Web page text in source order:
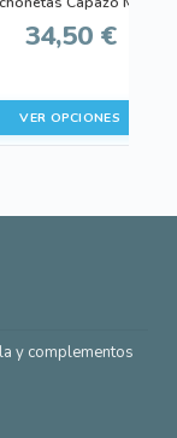
34,50 €
VER OPCIONES
y complementos